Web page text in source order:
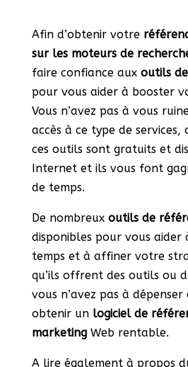
Afin d’obtenir votre
sur les moteurs de
faire confiance auxoutils de
pour vous aider à booster
Vous n’avez pas à vous
accès à ce type de services,
ces outils sont gratuits et
Internet et ils vous font
de temps.
De nombreux outils de
disponibles pour vous aider
temps et à affiner votre
qu’ils offrent des outils ou
vous n’avez pas à
obtenir unlogiciel de
marketing Web rentable.
A lire également à propos